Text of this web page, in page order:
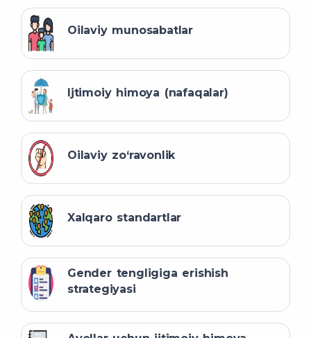
Oilaviy munosabatlar
Ijtimoiy himoya (nafaqalar)
Oilaviy zo‘ravonlik
Xalqaro standartlar
Gender tengligiga erishish
strategiyasi